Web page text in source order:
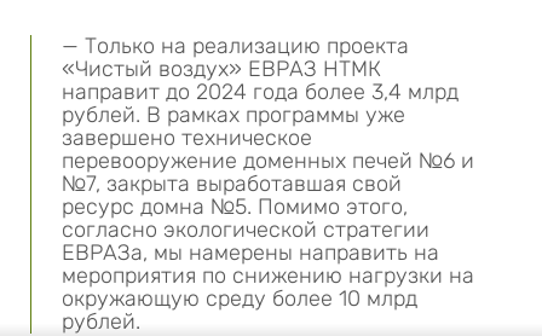
— Только на реализацию проекта
«Чистый воздух» ЕВРАЗ НТМК
направит до 2024 года более 3,4 млрд
рублей. В рамках программы уже
завершено техническое
перевооружение доменных печей №6 и
№7, закрыта выработавшая свой
ресурс домна №5. Помимо этого,
согласно экологической стратегии
ЕВРАЗа, мы намерены направить на
мероприятия по снижению нагрузки на
окружающую среду более 10 млрд
рублей.